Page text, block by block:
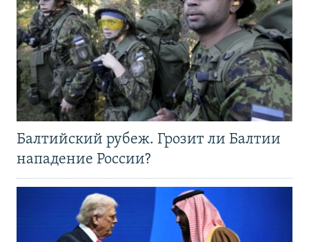
Балтийский рубеж. Грозит ли Балтии
нападение России?